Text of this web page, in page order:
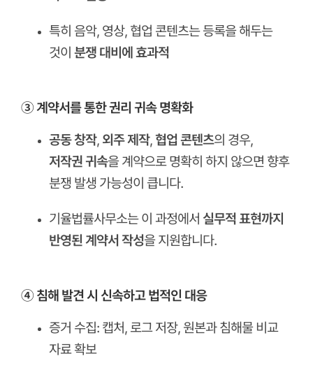
특히 음악, 영상, 협업 콘텐츠는 등록을 해두는
것이 분쟁 대비에 효과적
③ 계약서를 통한 권리 귀속 명확화
공동 창작, 외주 제작,협업 콘텐츠의 경우,
저작권 귀속을 계약으로 명확히 하지 않으면 향후
분쟁 발생 가능성이 큽니다.
기율법률사무소는 이 과정에서 실무적 표현까지
반영된 계약서 작성을 지원합니다.
④ 침해 발견 시 신속하고 법적인 대응
증거 수집: 캡처, 로그 저장, 원본과 침해물 비교
자료 확보